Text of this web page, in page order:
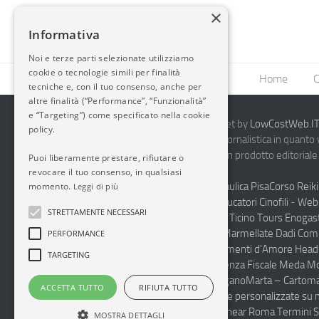
Home
2014-2026 AvioBlog - Creazione Siti Internet by
Questo blog non rappresenta una testata giornalistica in
periodicità. Non può pertanto considerarsi un prodotto
7.03.2001.Disclaimer Completo
Vendita Abbigliamento Sicurezza
Termoidraulica PisaCorso
Corsi Formazione Mediatori Felini Educatori Cinofili -
Andrologo ToscanaProgettare Casa Canton Ticino Tours
MonferratoProduzione Conto Terzi Sughi Marmellate Dadi
specialista Floaters
Legamenti d'Amore
Haccp Sicurezza sul Lavoro Toscana
Consulenza Fiscale Meda
personalizzate scuole medie e superiori LuganoMarta –
Pulizia Uffici Condomini Monza BrianzaDiete personalizzate su
Integratori Cura del CorpoLuxury Spa Suite near Roma Termini
×
Informativa
Noi e terze parti selezionate utilizziamo
cookie o tecnologie simili per finalità
tecniche e, con il tuo consenso, anche per
altre finalità (“Performance”, “Funzionalità”
e “Targeting”) come specificato nella cookie
policy.
Puoi liberamente prestare, rifiutare o
revocare il tuo consenso, in qualsiasi
momento. Leggi di più
STRETTAMENTE NECESSARI
PERFORMANCE
TARGETING
ACCETTA TUTTO RIFIUTA TUTTO
MOSTRA DETTAGLI